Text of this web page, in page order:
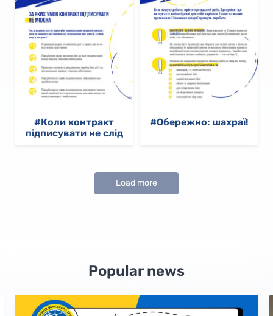
#Коли контракт
підписувати не слід
#Обережно: шахраї!
Load more
Popular news